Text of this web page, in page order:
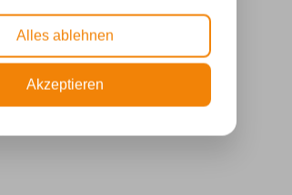
Sie
Alles ablehnen
Akzeptieren